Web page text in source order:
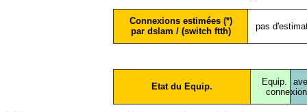
Connexions estimées (*)
par dslam / (switch ftth)
pas
Etat du Equip.
Equip.
conne